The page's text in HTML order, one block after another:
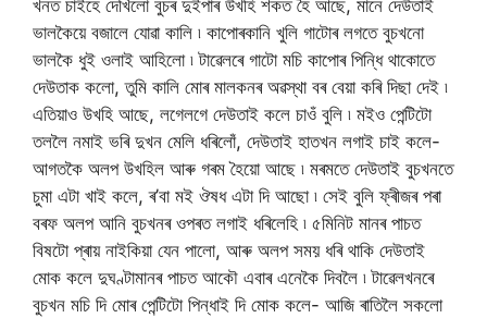
খনত চাইহে দেখিলো বুচৰ দুইপাৰ উখহি শকত হৈ আছে, মানে দেউতাই
ভালকৈয়ে বজালে যোৱা কালি ৷ কাপোৰকানি খুলি গাটোৰ লগতে বুচখনো
ভালকৈ ধুই ওলাই আহিলো ৷ টাৱেলৰে গাটো মচি কাপোৰ পিন্ধি থাকোতে
দেউতাক কলো, তুমি কালি মোৰ মালকনৰ অৱস্থা বৰ বেয়া কৰি দিছা দেই ৷
এতিয়াও উখহি আছে, লগেলগে দেউতাই কলে চাওঁ বুলি ৷ মইও পেন্টিটো
তললৈ নমাই ভৰি দুখন মেলি ধৰিলোঁ, দেউতাই হাতখন লগাই চাই কলে-
আগতকৈ অলপ উখহিল আৰু গৰম হৈয়ো আছে ৷ মৰমতে দেউতাই বুচখনতে
চুমা এটা খাই কলে, ৰ’বা মই ঔষধ এটা দি আছো ৷ সেই বুলি ফ্ৰীজৰ পৰা
বৰফ অলপ আনি বুচখনৰ ওপৰত লগাই ধৰিলেহি ৷ ৫মিনিট মানৰ পাচত
বিষটো প্ৰায় নাইকিয়া যেন পালো, আৰু অলপ সময় ধৰি থাকি দেউতাই
মোক কলে দুঘণ্টামানৰ পাচত আকৌ এবাৰ এনেকৈ দিবলৈ ৷ টাৱেলখনৰে
বুচখন মচি দি মোৰ পেন্টিটো পিন্ধাই দি মোক কলে- আজি ৰাতিলৈ সকলো